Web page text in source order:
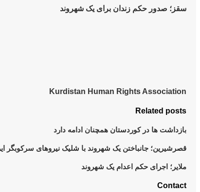
سقز؛ صدور حکم زندان برای یک شهروند
Kurdistan Human Rights Association
Related posts
بازداشت ها در کوردستان همچنان ادامه دارد
قصرشیرین؛ جانباختن یک شهروند با شلیک نیروهای سرکوبگر
ملایر؛ اجرای حکم اعدام یک شهروند
Contact